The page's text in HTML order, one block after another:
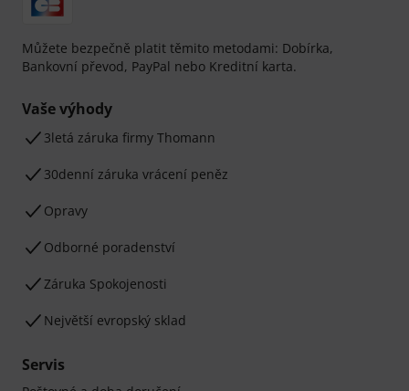
Můžete bezpečně platit těmito metodami: Dobírka,
Bankovní převod, PayPal nebo Kreditní karta.
Vaše výhody
3letá záruka firmy Thomann
30denní záruka vrácení peněz
Opravy
Odborné poradenství
Záruka Spokojenosti
Největší evropský sklad
Servis